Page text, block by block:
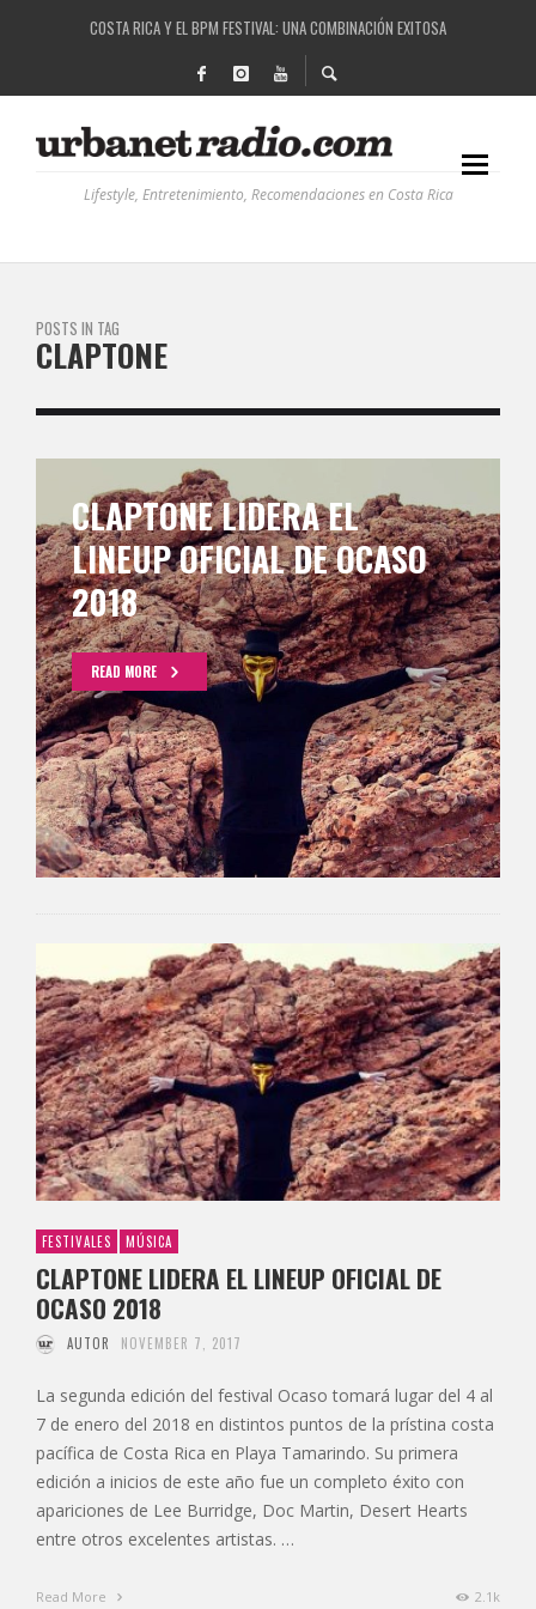
COSTA RICA Y EL BPM FESTIVAL: UNA COMBINACIÓN EXITOSA
RUTAS NATURBANAS: EL PROYECTO QUE ESTÁ TRANSFORMANDO LA CALIDAD DE
LA HISTORIA DETRÁS DE LA MÚSICA ELECTRÓNICA: BBC RADIOPHONIC WORKSHOP
Lifestyle, Entretenimiento, Recomendaciones en Costa Rica
POSTS IN TAG
CLAPTONE
CLAPTONE LIDERA EL
LINEUP OFICIAL DE OCASO
2018
READ MORE
FESTIVALES MÚSICA
CLAPTONE LIDERA EL LINEUP OFICIAL DE
OCASO 2018
AUTOR NOVEMBER 7, 2017
La segunda edición del festival Ocaso tomará lugar del 4 al
7 de enero del 2018 en distintos puntos de la prístina costa
pacífica de Costa Rica en Playa Tamarindo. Su primera
edición a inicios de este año fue un completo éxito con
apariciones de Lee Burridge, Doc Martin, Desert Hearts
entre otros excelentes artistas. …
Read More 2.1k